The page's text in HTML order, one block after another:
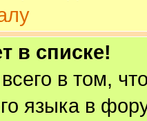
в списке!
в том,
языка в